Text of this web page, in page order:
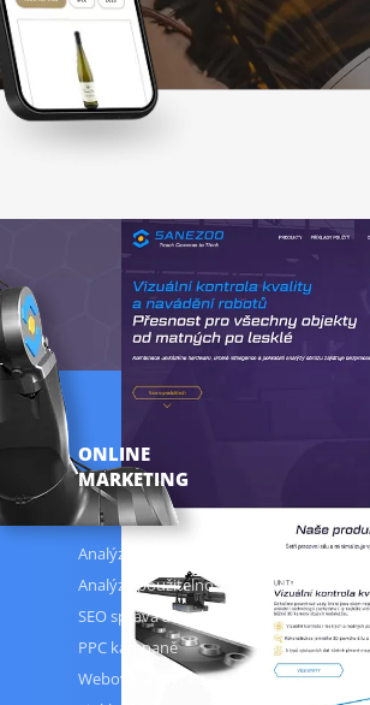
ONLINE
MARKETING
Analýza klíčových slov
Analýza použitelnosti webu, UX audit
SEO správa a analýzy
PPC kampaně
Webová analytika